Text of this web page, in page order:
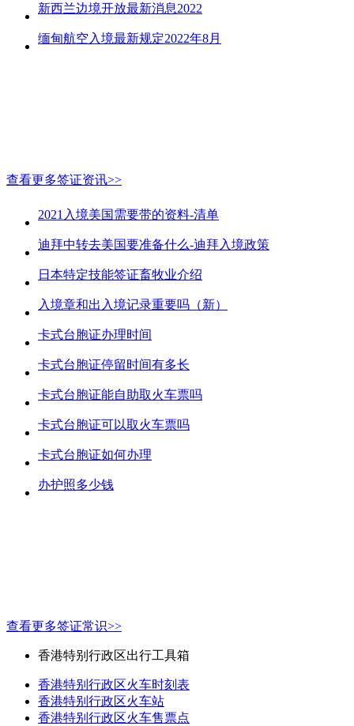
新西兰边境开放最新消息2022
缅甸航空入境最新规定2022年8月
查看更多签证资讯>>
2021入境美国需要带的资料-清单
迪拜中转去美国要准备什么-迪拜入境政策
日本特定技能签证畜牧业介绍
入境章和出入境记录重要吗（新）
卡式台胞证办理时间
卡式台胞证停留时间有多长
卡式台胞证能自助取火车票吗
卡式台胞证可以取火车票吗
卡式台胞证如何办理
办护照多少钱
查看更多签证常识>>
香港特别行政区出行工具箱
香港特别行政区火车时刻表
香港特别行政区火车站
香港特别行政区火车售票点